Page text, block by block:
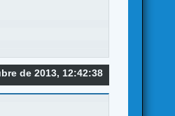
de 2013, 12:42:38